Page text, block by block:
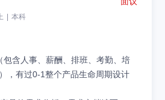
识，耐心，诚恳，有强烈的责任心
理算法开发、优化；
体生理信号提取降噪及数字信号处
本科
包含人事、薪酬、排班、考勤、培
，有过0-1整个产品生命周期设计